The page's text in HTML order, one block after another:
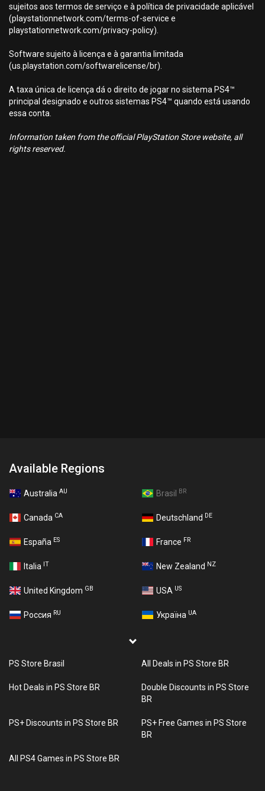
sujeitos aos termos de serviço e à política de privacidade aplicável
(playstationnetwork.com/terms-of-service e
playstationnetwork.com/privacy-policy).
Software sujeito à licença e à garantia limitada
(us.playstation.com/softwarelicense/br).
A taxa única de licença dá o direito de jogar no sistema PS4™
principal designado e outros sistemas PS4™ quando está usando
essa conta.
Information taken from the official PlayStation Store website, all
rights reserved.
Available Regions
Australia AU Brasil BR
Canada CA Deutschland DE
España ES France FR
Italia IT New Zealand NZ
United Kingdom GB USA US
Россия RU Україна UA
PS Store Brasil All Deals in PS Store BR
Hot Deals in PS Store BR
Double Discounts in PS Store
BR
PS+ Discounts in PS Store BR
PS+ Free Games in PS Store
BR
All PS4 Games in PS Store BR